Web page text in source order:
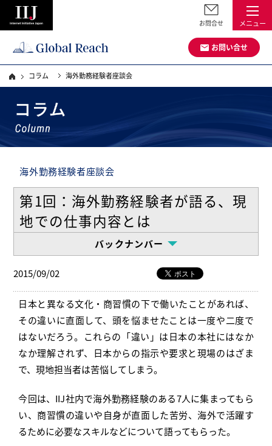
メニュー
お問合せ
お問い合せ
コラム 海外勤務経験者座談会
海外勤務経験者座談会
第1回：海外勤務経験者が語る、現
地での仕事内容とは
バックナンバー
2015/09/02
日本と異なる文化・商習慣の下で働いたことがあれば、
その違いに直面して、頭を悩ませたことは一度や二度で
はないだろう。これらの「違い」は日本の本社にはなか
なか理解されず、日本からの指示や要求と現場のはざま
で、現地担当者は苦悩してしまう。
今回は、IIJ社内で海外勤務経験のある7人に集まってもら
い、商習慣の違いや自身が直面した苦労、海外で活躍す
るために必要なスキルなどについて語ってもらった。